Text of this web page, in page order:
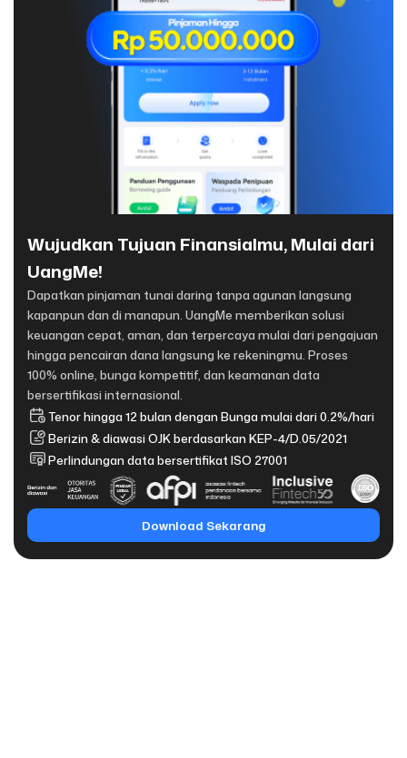
Wujudkan Tujuan Finansialmu, Mulai dari
UangMe!
Dapatkan pinjaman tunai daring tanpa agunan langsung
kapanpun dan di manapun. UangMe memberikan solusi
keuangan cepat, aman, dan terpercaya mulai dari pengajuan
hingga pencairan dana langsung ke rekeningmu. Proses
100% online, bunga kompetitif, dan keamanan data
bersertifikasi internasional.
Tenor hingga 12 bulan dengan Bunga mulai dari 0.2%/hari
Berizin & diawasi OJK berdasarkan KEP-4/D.05/2021
Perlindungan data bersertifikat ISO 27001
Download Sekarang